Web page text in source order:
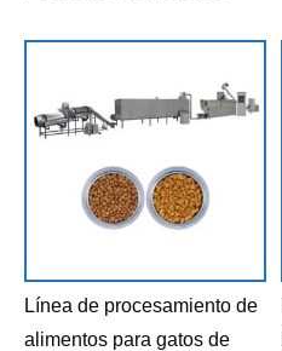
Línea de procesamiento de
alimentos para gatos de